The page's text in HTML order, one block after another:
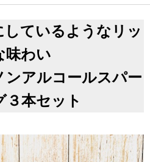
しているようなリッ
味わい
ンアルコールスパー
３本セット